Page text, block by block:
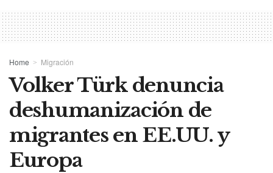
Home Migración
Volker Türk denuncia
deshumanización de
migrantes en EE.UU. y
Europa